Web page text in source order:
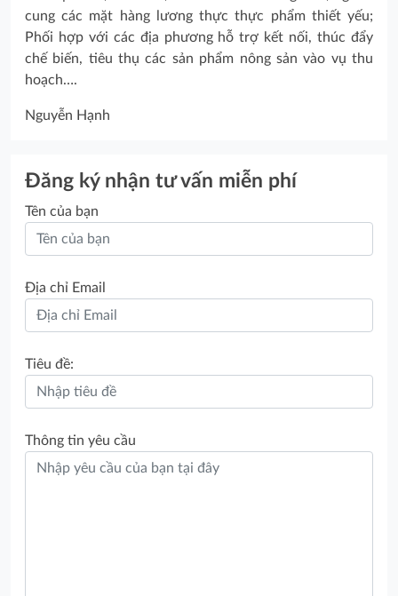
cung các mặt hàng lương thực thực phẩm thiết yếu;
Phối hợp với các địa phương hỗ trợ kết nối, thúc đẩy
chế biến, tiêu thụ các sản phẩm nông sản vào vụ thu
hoạch….
Nguyễn Hạnh
Đăng ký nhận tư vấn miễn phí
Tên của bạn
Địa chỉ Email
Tiêu đề:
Thông tin yêu cầu